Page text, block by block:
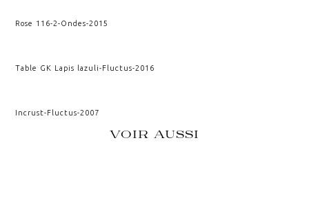
Rose 116-2-Ondes-2015
Table GK Lapis lazuli-Fluctus-2016
Incrust-Fluctus-2007
VOIR AUSSI